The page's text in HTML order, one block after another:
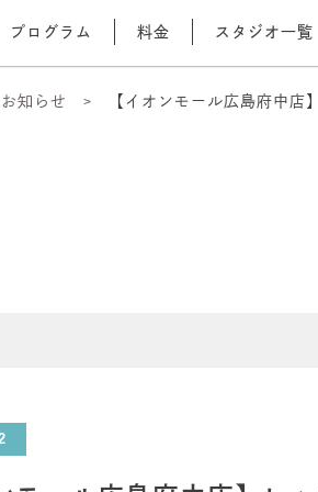
プログラム 料金 スタジオ一覧
お知らせ 【イオンモール広島府中